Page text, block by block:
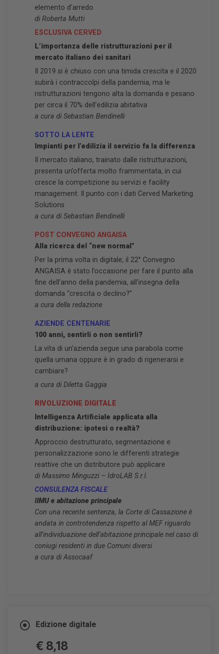
elemento d’arredo
di Roberta Mutti
ESCLUSIVA CERVED
L’importanza delle ristrutturazioni per il
mercato italiano dei sanitari
Il 2019 si è chiuso con una timida crescita e il 2020
subirà i contraccolpi della pandemia, ma le
ristrutturazioni tengono alta la domanda e pesano
per circa il 70% dell’edilizia abitativa
a cura di Sebastian Bendinelli
SOTTO LA LENTE
Impianti per l’edilizia il servizio fa la differenza
Il mercato italiano, trainato dalle ristrutturazioni,
presenta un’offerta molto frammentata, in cui
cresce la competizione su servizi e facility
management. Il punto con i dati Cerved Marketing
Solutions
a cura di Sebastian Bendinelli
POST CONVEGNO ANGAISA
Alla ricerca del “new normal”
Per la prima volta in digitale, il 22° Convegno
ANGAISA è stato l’occasione per fare il punto alla
fine dell’anno della pandemia, all’insegna della
domanda “crescita o declino?”
a cura della redazione
AZIENDE CENTENARIE
100 anni, sentirli o non sentirli?
La vita di un’azienda segue una parabola come
quella umana oppure è in grado di rigenerarsi e
cambiare?
a cura di Diletta Gaggia
RIVOLUZIONE DIGITALE
Intelligenza Artificiale applicata alla
distribuzione: ipotesi o realtà?
Approccio destrutturato, segmentazione e
personalizzazione sono le differenti strategie
reattive che un distributore può applicare
di Massimo Minguzzi – IdroLAB S.r.l.
CONSULENZA FISCALE
IIMU e abitazione principale
Con una recente sentenza, la Corte di Cassazione è
andata in controtendenza rispetto al MEF riguardo
all’individuazione dell’abitazione principale nel caso di
coniugi residenti in due Comuni diversi
a cura di Assocaaf
Edizione digitale
€ 8,18